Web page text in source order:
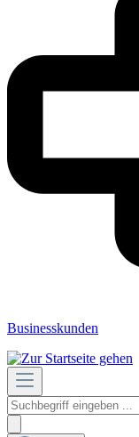
Businesskunden